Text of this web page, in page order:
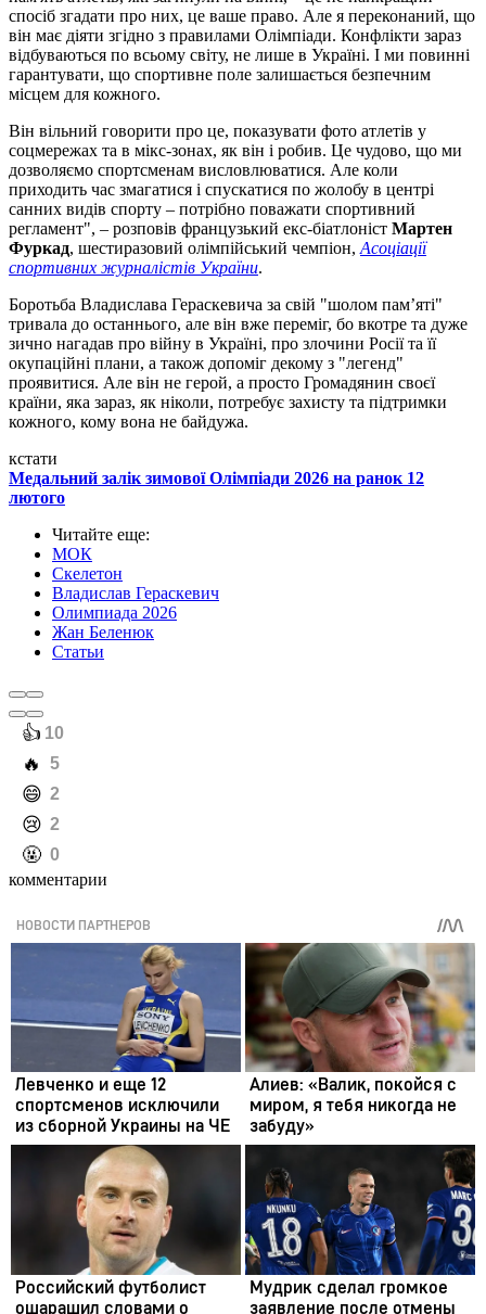
спосіб згадати про них, це ваше право. Але я переконаний, що
він має діяти згідно з правилами Олімпіади. Конфлікти зараз
відбуваються по всьому світу, не лише в Україні. І ми повинні
гарантувати, що спортивне поле залишається безпечним
місцем для кожного.
Він вільний говорити про це, показувати фото атлетів у
соцмережах та в мікс-зонах, як він і робив. Це чудово, що ми
дозволяємо спортсменам висловлюватися. Але коли
приходить час змагатися і спускатися по жолобу в центрі
санних видів спорту – потрібно поважати спортивний
регламент", – розповів французький екс-біатлоніст Мартен
Фуркад, шестиразовий олімпійський чемпіон, Асоціації
спортивних журналістів України.
Боротьба Владислава Гераскевича за свій "шолом пам’яті"
тривала до останнього, але він вже переміг, бо вкотре та дуже
зично нагадав про війну в Україні, про злочини Росії та її
окупаційні плани, а також допоміг декому з "легенд"
проявитися. Але він не герой, а просто Громадянин своєї
країни, яка зараз, як ніколи, потребує захисту та підтримки
кожного, кому вона не байдужа.
кстати
Медальний залік зимової Олімпіади 2026 на ранок 12
лютого
Читайте еще:
МОК
Скелетон
Владислав Гераскевич
Олимпиада 2026
Жан Беленюк
Статьи
️👍 10
️🔥 5
️😄 2
️😢 2
️🤬 0
комментарии